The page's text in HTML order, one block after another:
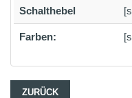
Schalthebel
Farben:
ZURÜCK